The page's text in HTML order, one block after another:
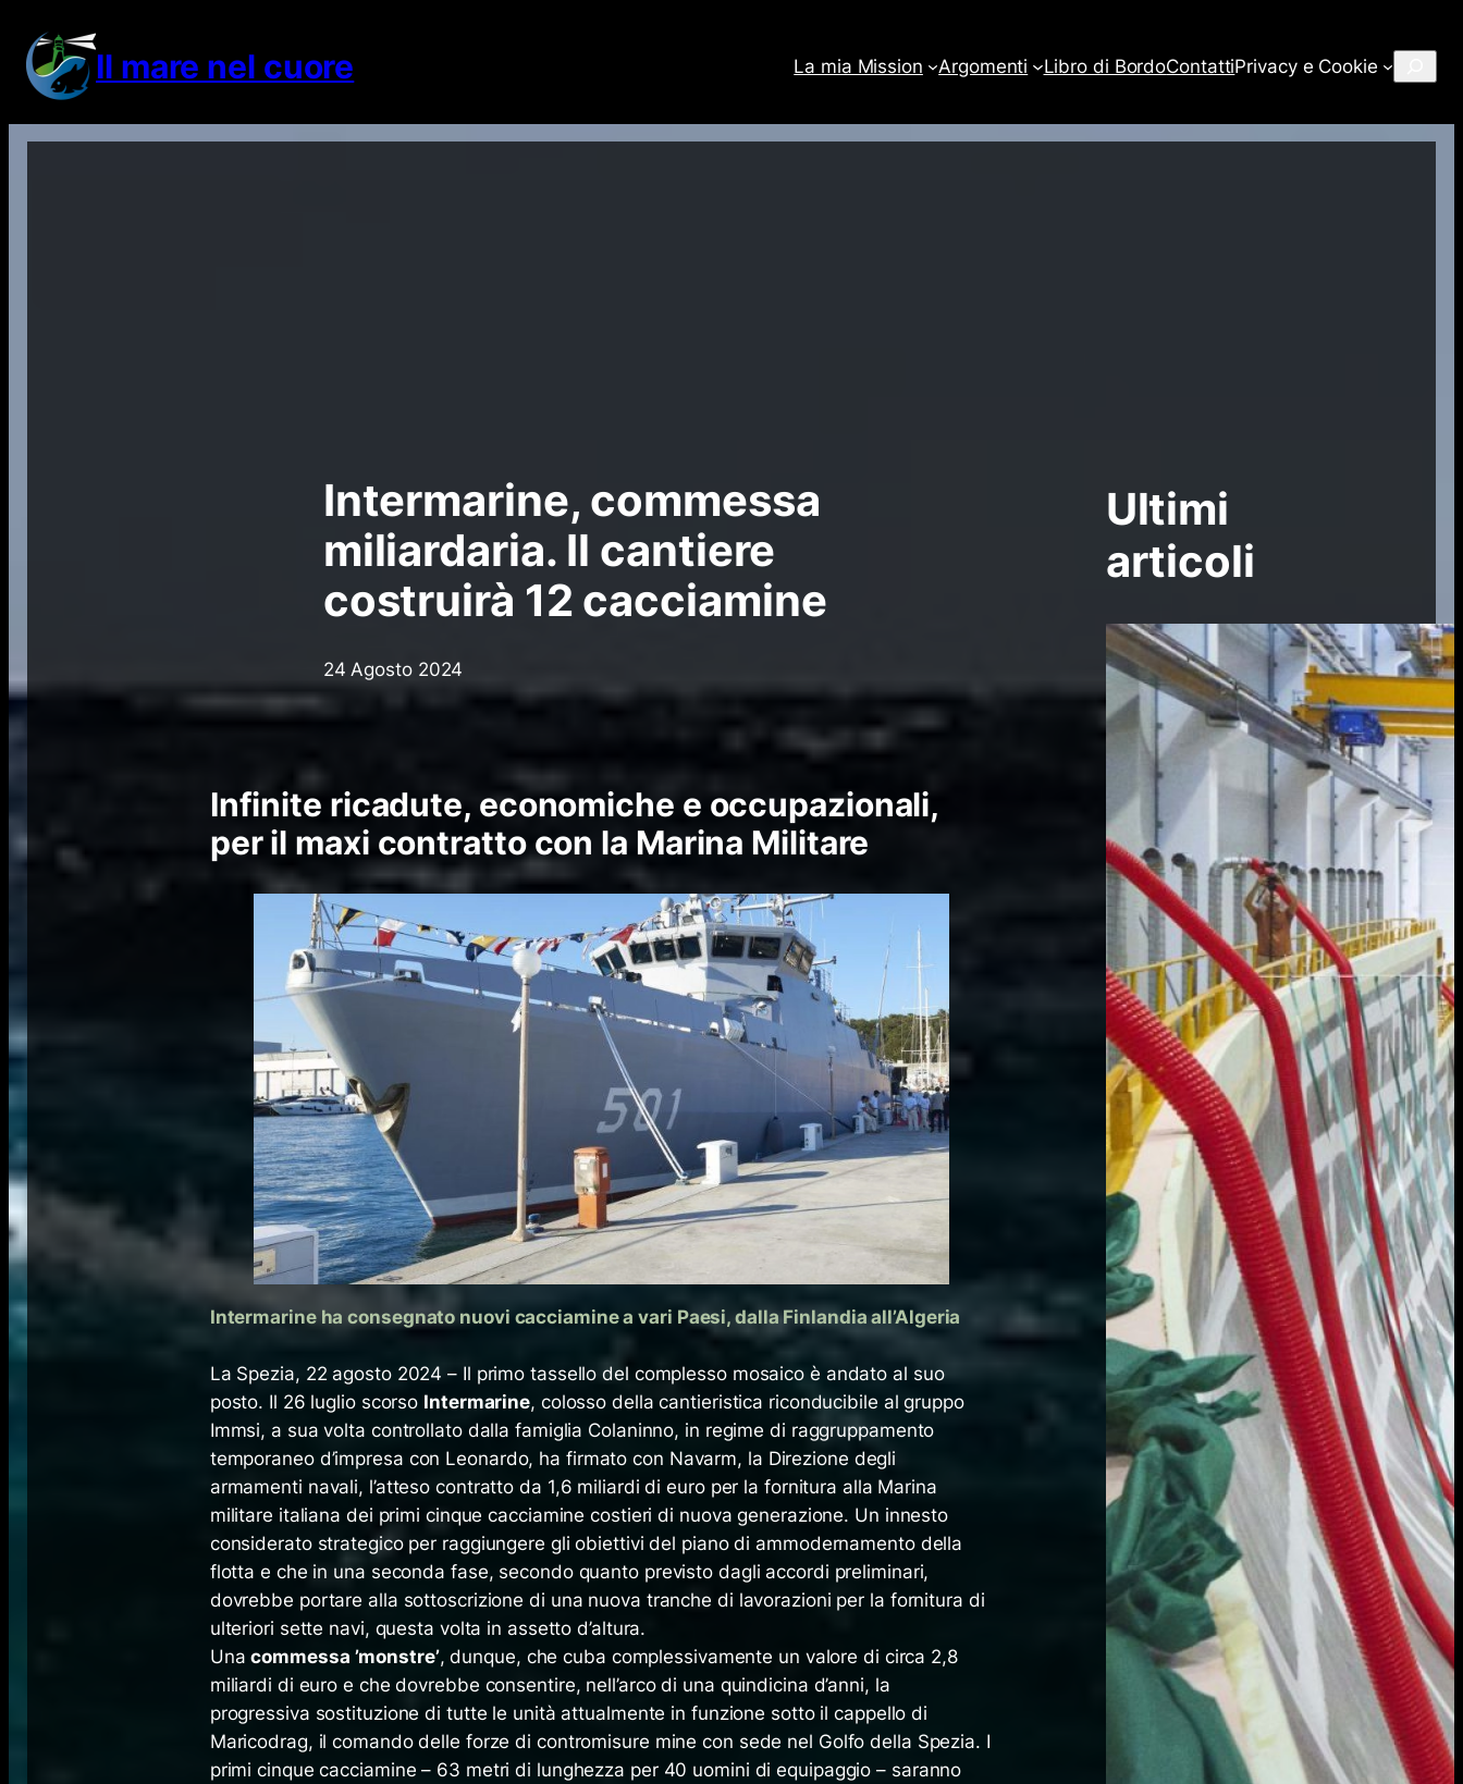
contenuto Il mare nel cuore La mia Mission Argomenti Libro di BordoContattiPrivacy e Cookie
Intermarine, commessa
miliardaria. Il cantiere
costruirà 12 cacciamine
24 Agosto 2024
Infinite ricadute, economiche e occupazionali,
per il maxi contratto con la Marina Militare
Intermarine ha consegnato nuovi cacciamine a vari Paesi, dalla Finlandia all’Algeria
La Spezia, 22 agosto 2024 – Il primo tassello del complesso mosaico è andato al suo
posto. Il 26 luglio scorso Intermarine, colosso della cantieristica riconducibile al gruppo
Immsi, a sua volta controllato dalla famiglia Colaninno, in regime di raggruppamento
temporaneo d’impresa con Leonardo, ha firmato con Navarm, la Direzione degli
armamenti navali, l’atteso contratto da 1,6 miliardi di euro per la fornitura alla Marina
militare italiana dei primi cinque cacciamine costieri di nuova generazione. Un innesto
considerato strategico per raggiungere gli obiettivi del piano di ammodernamento della
flotta e che in una seconda fase, secondo quanto previsto dagli accordi preliminari,
dovrebbe portare alla sottoscrizione di una nuova tranche di lavorazioni per la fornitura di
ulteriori sette navi, questa volta in assetto d’altura.
Unacommessa ’monstre’, dunque, che cuba complessivamente un valore di circa 2,8
miliardi di euro e che dovrebbe consentire, nell’arco di una quindicina d’anni, la
progressiva sostituzione di tutte le unità attualmente in funzione sotto il cappello di
Maricodrag, il comando delle forze di contromisure mine con sede nel Golfo della Spezia. I
primi cinque cacciamine – 63 metri di lunghezza per 40 uomini di equipaggio – saranno
Ultimi
articoli